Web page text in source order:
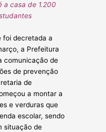
a casa de 1.200
foi decretada a
a Prefeitura
comunicação de
de prevenção
de
a montar a
e verduras que
escolar, sendo
situação de